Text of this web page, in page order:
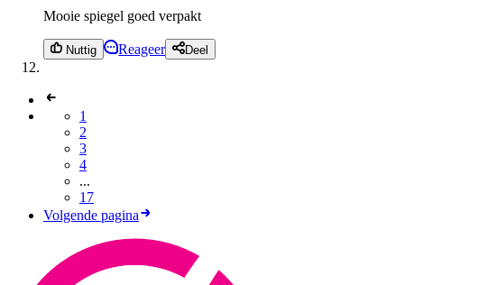
Mooie spiegel goed verpakt
Nuttig Reageer Deel
1
2
3
4
...
17
Volgende pagina